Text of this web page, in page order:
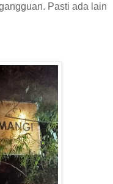
Pasti ada lain